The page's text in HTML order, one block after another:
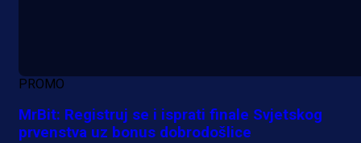
PROMO
MrBit: Registruj se i isprati finale Svjetskog
prvenstva uz bonus dobrodošlice